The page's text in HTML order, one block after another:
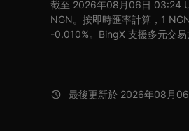
截至 2026年08月06日 03:24
NGN。按即時匯率計算，1
-0.010%。BingX 支援多元交易
最後更新於 2026年08月06